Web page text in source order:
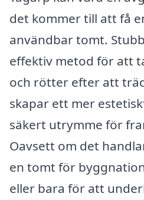
det kommer till att få
användbar tomt.
effektiv metod för att
och rötter efter att
skapar ett mer
säkert utrymme för
Oavsett om det
en tomt för
eller bara för att